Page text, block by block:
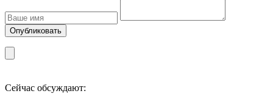
Сейчас обсуждают: